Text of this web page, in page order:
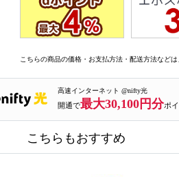
こちらの商品の価格・お支払方法・配送方法など
高速インターネット @nifty光
開通で最大30,100円分ポ
こちらもおすすめ